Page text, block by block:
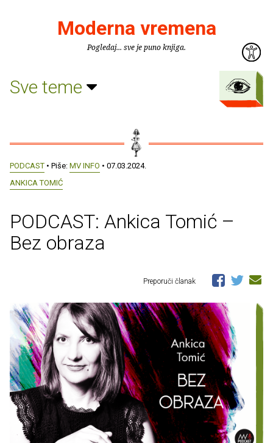
Moderna vremena
Pogledaj... sve je puno knjiga.
Sve teme
PODCAST • Piše: MV INFO • 07.03.2024.
ANKICA TOMIĆ
PODCAST: Ankica Tomić –
Bez obraza
Preporuči članak